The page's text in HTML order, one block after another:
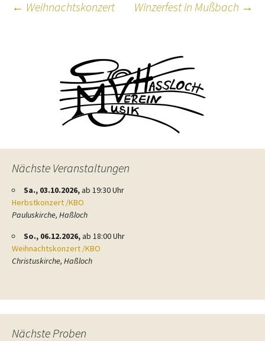
Beitragsnavigation
← Weihnachtskonzert Winzerfest in Mußbach →
Nächste Veranstaltungen
Sa., 03.10.2026,ab 19:30 Uhr
Herbstkonzert /KBO
Pauluskirche, Haßloch
So., 06.12.2026,ab 18:00 Uhr
Weihnachtskonzert /KBO
Christuskirche, Haßloch
Nächste Proben